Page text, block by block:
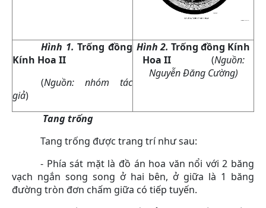
Hình 1. Trống đồng
Kính Hoa II
(Nguồn: nhóm tác
giả)
Hình 2. Trống đồng Kính
Hoa II(Nguồn:
Nguyễn Đăng Cường)
Tang trống
Tang trống được trang trí như sau:
- Phía sát mặt là đồ án hoa văn nổi với 2 băng
vạch ngắn song song ở hai bên, ở giữa là 1 băng
đường tròn đơn chấm giữa có tiếp tuyến.